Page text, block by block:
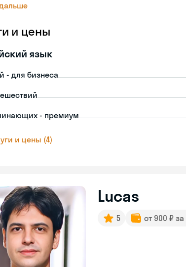
и цены
язык
- для бизнеса
- премиум
и цены (4)
Lucas
5 от 900 ₽